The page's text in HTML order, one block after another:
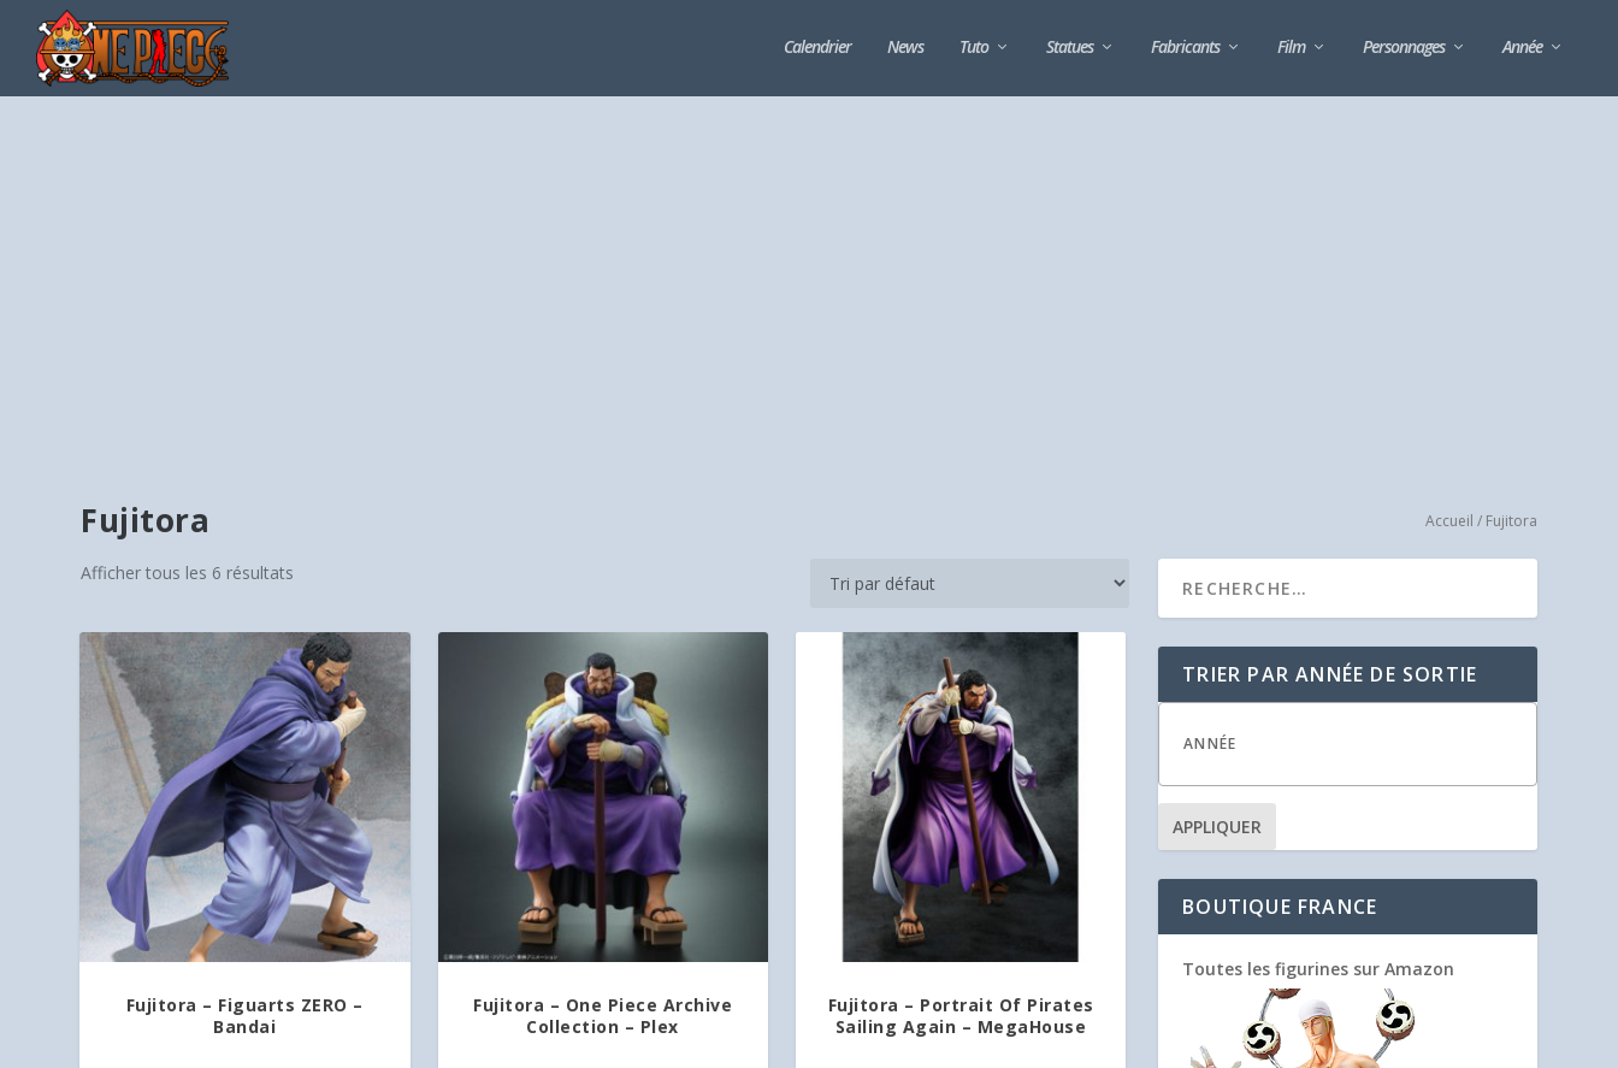
Calendrier News Tuto Statues Fabricants Film Personnages Année
Fujitora Accueil / Fujitora
Afficher tous les 6 résultats
Fujitora – Figuarts ZERO –
Bandai
Fujitora – One Piece Archive
Collection – Plex
Fujitora – Portrait Of Pirates
Sailing Again – MegaHouse
TRIER PAR ANNÉE DE SORTIE
APPLIQUER
BOUTIQUE FRANCE
Toutes les figurines sur Amazon